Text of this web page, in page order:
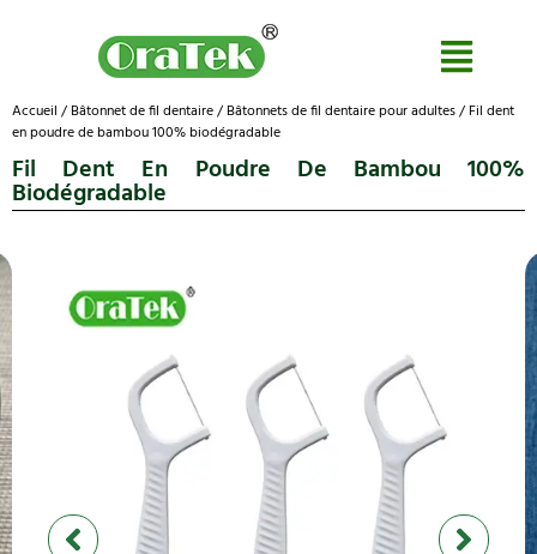
Accueil / Bâtonnet de fil dentaire/ Bâtonnets de fil dentaire pour adultes/ Fil dent
en poudre de bambou 100% biodégradable
Fil Dent En Poudre De Bambou 100%
Biodégradable